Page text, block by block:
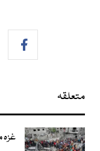
متعلقہ